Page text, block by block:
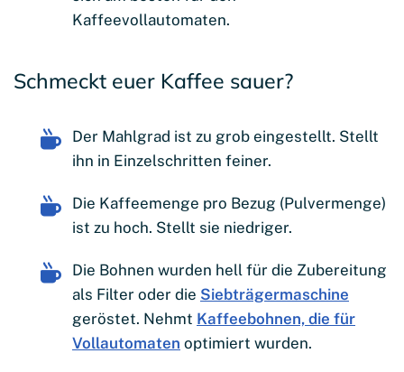
Kaffeevollautomaten.
Schmeckt euer Kaffee sauer?
Der Mahlgrad ist zu grob eingestellt. Stellt
ihn in Einzelschritten feiner.
Die Kaffeemenge pro Bezug (Pulvermenge)
ist zu hoch. Stellt sie niedriger.
Die Bohnen wurden hell für die Zubereitung
als Filter oder die Siebträgermaschine
geröstet. Nehmt Kaffeebohnen, die für
Vollautomaten optimiert wurden.